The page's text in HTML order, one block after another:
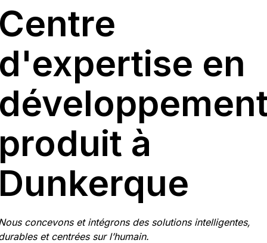
en
à
concevons et intégrons des solutions intelligentes,
et centrées sur l’humain.